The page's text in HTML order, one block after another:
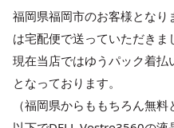
福岡県福岡市のお客様とな
は宅配便で送っていただきま
現在当店ではゆうパック着
となっております。
（福岡県からももちろん無料